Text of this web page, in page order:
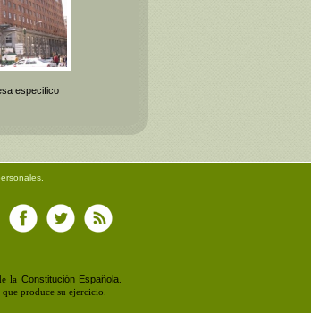
especifico
la Constitución Española.
produce su ejercicio.